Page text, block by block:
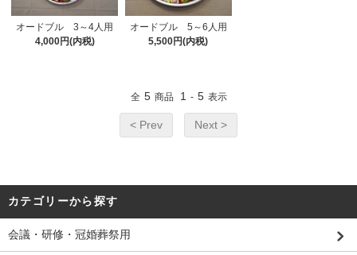
オードブル 3～4人用
4,000円(内税)
オードブル 5～6人用
5,500円(内税)
全 5 商品 1 - 5 表示
< Prev Next >
カテゴリーから探す
会議・研修・冠婚葬祭用